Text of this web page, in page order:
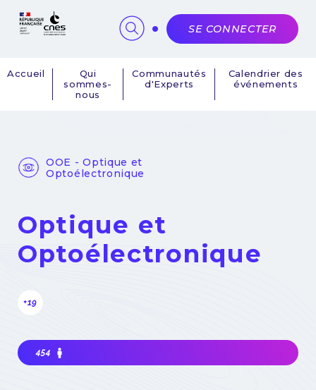
Navigation
Accueil
Qui
sommes-
nous
Communautés
d'Experts
Calendrier des
événements
SE CONNECTER
OOE - Optique et
Optoélectronique
Optique et
Optoélectronique
+19
454